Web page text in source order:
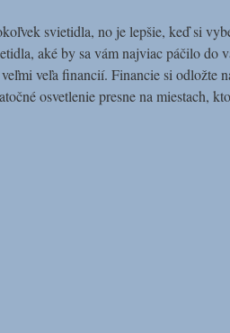
svietidla, no je lepšie, keď si
aké by sa vám najviac páčilo do
veľa financií. Financie si odložte
osvetlenie presne na miestach,